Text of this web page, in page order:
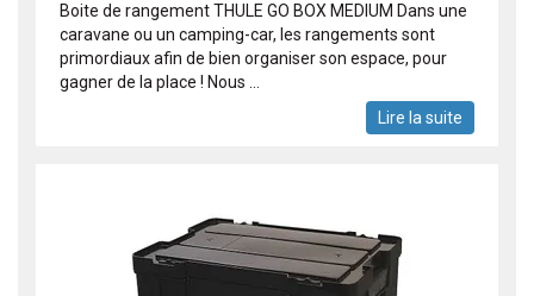
Boite de rangement THULE GO BOX MEDIUM Dans une
caravane ou un camping-car, les rangements sont
primordiaux afin de bien organiser son espace, pour
gagner de la place ! Nous ...
Lire la suite